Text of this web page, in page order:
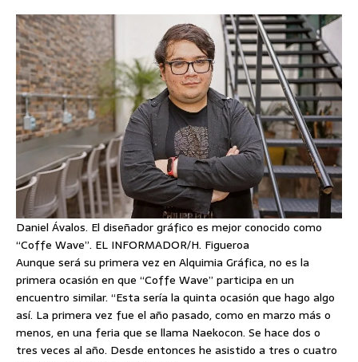
Daniel Ávalos. El diseñador gráfico es mejor conocido como
“Coffe Wave”. EL INFORMADOR/H. Figueroa
Aunque será su primera vez en Alquimia Gráfica, no es la
primera ocasión en que “Coffe Wave” participa en un
encuentro similar. “Esta sería la quinta ocasión que hago algo
así. La primera vez fue el año pasado, como en marzo más o
menos, en una feria que se llama Naekocon. Se hace dos o
tres veces al año. Desde entonces he asistido a tres o cuatro